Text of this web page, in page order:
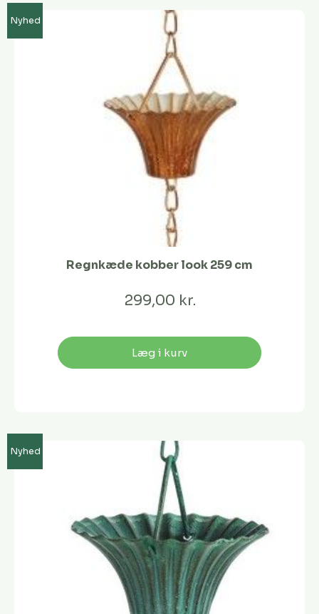
Nyhed
Regnkæde kobber look 259 cm
299,00 kr.
Læg i kurv
Nyhed